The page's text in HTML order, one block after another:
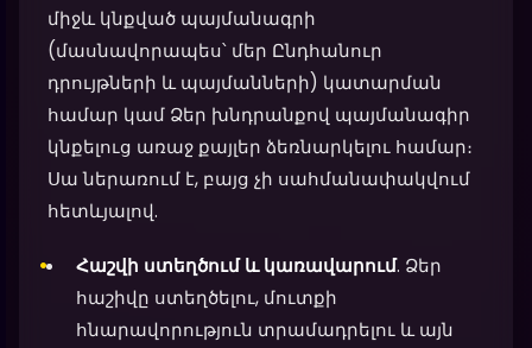
միջև կնքված պայմանագրի
(մասնավորապես՝ մեր Ընդհանուր
դրույթների և պայմանների) կատարման
համար կամ Ձեր խնդրանքով պայմանագիր
կնքելուց առաջ քայլեր ձեռնարկելու համար։
Սա ներառում է, բայց չի սահմանափակվում
հետևյալով.
Հաշվի ստեղծում և կառավարում. Ձեր
հաշիվը ստեղծելու, մուտքի
հնարավորություն տրամադրելու և այն